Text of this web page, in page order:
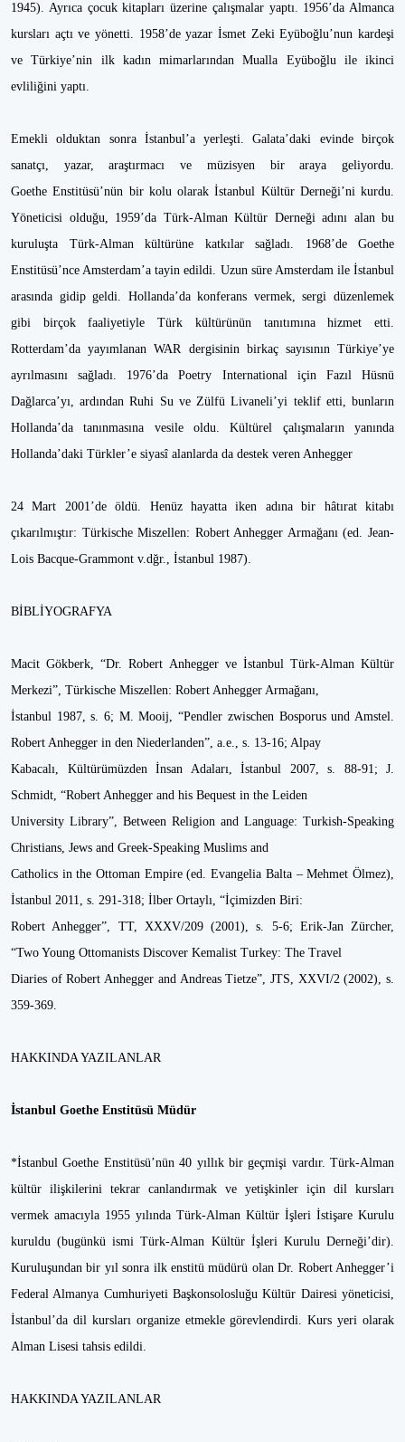
1945). Ayrıca çocuk kitapları üzerine çalışmalar yaptı. 1956’da Almanca
kursları açtı ve yönetti. 1958’de yazar İsmet Zeki Eyüboğlu’nun kardeşi
ve Türkiye’nin ilk kadın mimarlarından Mualla Eyüboğlu ile ikinci
evliliğini yaptı.
Emekli olduktan sonra İstanbul’a yerleşti. Galata’daki evinde birçok
sanatçı, yazar, araştırmacı ve müzisyen bir araya geliyordu.
Goethe Enstitüsü’nün bir kolu olarak İstanbul Kültür Derneği’ni kurdu.
Yöneticisi olduğu, 1959’da Türk-Alman Kültür Derneği adını alan bu
kuruluşta Türk-Alman kültürüne katkılar sağladı. 1968’de Goethe
Enstitüsü’nce Amsterdam’a tayin edildi. Uzun süre Amsterdam ile İstanbul
arasında gidip geldi. Hollanda’da konferans vermek, sergi düzenlemek
gibi birçok faaliyetiyle Türk kültürünün tanıtımına hizmet etti.
Rotterdam’da yayımlanan WAR dergisinin birkaç sayısının Türkiye’ye
ayrılmasını sağladı. 1976’da Poetry International için Fazıl Hüsnü
Dağlarca’yı, ardından Ruhi Su ve Zülfü Livaneli’yi teklif etti, bunların
Hollanda’da tanınmasına vesile oldu. Kültürel çalışmaların yanında
Hollanda’daki Türkler’e siyasî alanlarda da destek veren Anhegger
24 Mart 2001’de öldü. Henüz hayatta iken adına bir hâtırat kitabı
çıkarılmıştır: Türkische Miszellen: Robert Anhegger Armağanı (ed. Jean-
Lois Bacque-Grammont v.dğr., İstanbul 1987).
BİBLİYOGRAFYA
Macit Gökberk, “Dr. Robert Anhegger ve İstanbul Türk-Alman Kültür
Merkezi”, Türkische Miszellen: Robert Anhegger Armağanı,
İstanbul 1987, s. 6; M. Mooij, “Pendler zwischen Bosporus und Amstel.
Robert Anhegger in den Niederlanden”, a.e., s. 13-16; Alpay
Kabacalı, Kültürümüzden İnsan Adaları, İstanbul 2007, s. 88-91; J.
Schmidt, “Robert Anhegger and his Bequest in the Leiden
University Library”, Between Religion and Language: Turkish-Speaking
Christians, Jews and Greek-Speaking Muslims and
Catholics in the Ottoman Empire (ed. Evangelia Balta – Mehmet Ölmez),
İstanbul 2011, s. 291-318; İlber Ortaylı, “İçimizden Biri:
Robert Anhegger”, TT, XXXV/209 (2001), s. 5-6; Erik-Jan Zürcher,
“Two Young Ottomanists Discover Kemalist Turkey: The Travel
Diaries of Robert Anhegger and Andreas Tietze”, JTS, XXVI/2 (2002), s.
359-369.
HAKKINDA YAZILANLAR
İstanbul Goethe Enstitüsü Müdür
*İstanbul Goethe Enstitüsü’nün 40 yıllık bir geçmişi vardır. Türk-Alman
kültür ilişkilerini tekrar canlandırmak ve yetişkinler için dil kursları
vermek amacıyla 1955 yılında Türk-Alman Kültür İşleri İstişare Kurulu
kuruldu (bugünkü ismi Türk-Alman Kültür İşleri Kurulu Derneği’dir).
Kuruluşundan bir yıl sonra ilk enstitü müdürü olan Dr. Robert Anhegger’i
Federal Almanya Cumhuriyeti Başkonsolosluğu Kültür Dairesi yöneticisi,
İstanbul’da dil kursları organize etmekle görevlendirdi. Kurs yeri olarak
Alman Lisesi tahsis edildi.
HAKKINDA YAZILANLAR